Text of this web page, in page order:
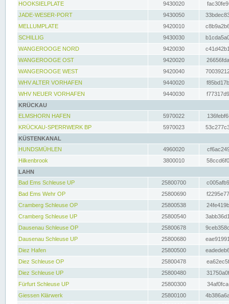
HOOKSIELPLATE
9430020
JADE-WESER-PORT
9430050
MELLUMPLATE
9420010
SCHILLIG
9430030
WANGEROOGE NORD
9420030
WANGEROOGE OST
9420020
WANGEROOGE WEST
9420040
WHV ALTER VORHAFEN
9440020
WHV NEUER VORHAFEN
9440030
KRÜCKAU
ELMSHORN HAFEN
5970022
KRÜCKAU-SPERRWERK BP
5970023
KÜSTENKANAL
HUNDSMÜHLEN
4960020
Hilkenbrook
3800010
LAHN
Bad Ems Schleuse UP
25800700
Bad Ems Wehr OP
25800690
Cramberg Schleuse OP
25800538
Cramberg Schleuse UP
25800540
Dausenau Schleuse OP
25800678
Dausenau Schleuse UP
25800680
Diez Hafen
25800500
Diez Schleuse OP
25800478
Diez Schleuse UP
25800480
Fürfurt Schleuse UP
25800300
Giessen Klärwerk
25800100